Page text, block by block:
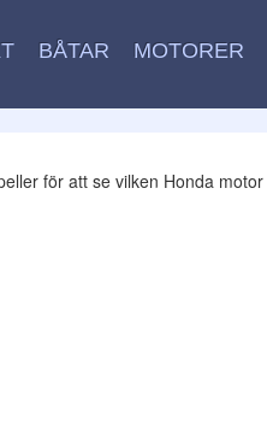
BÅTAR MOTORER
för att se vilken Honda